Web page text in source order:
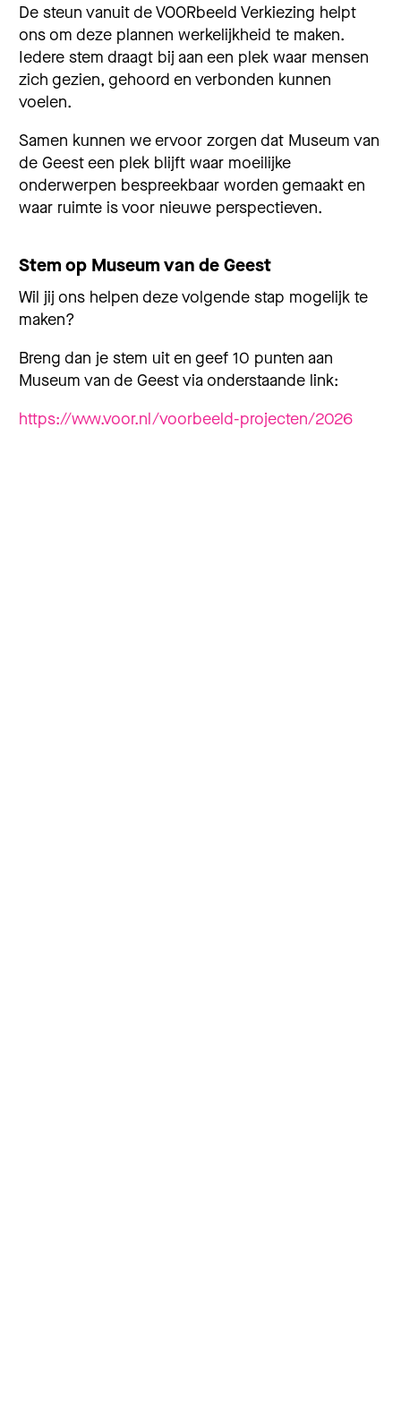
De steun vanuit de VOORbeeld Verkiezing helpt
ons om deze plannen werkelijkheid te maken.
Iedere stem draagt bij aan een plek waar mensen
zich gezien, gehoord en verbonden kunnen
voelen.
Samen kunnen we ervoor zorgen dat Museum van
de Geest een plek blijft waar moeilijke
onderwerpen bespreekbaar worden gemaakt en
waar ruimte is voor nieuwe perspectieven.
Stem op Museum van de Geest
Wil jij ons helpen deze volgende stap mogelijk te
maken?
Breng dan je stem uit en geef 10 punten aan
Museum van de Geest via onderstaande link:
https://www.voor.nl/voorbeeld-projecten/2026